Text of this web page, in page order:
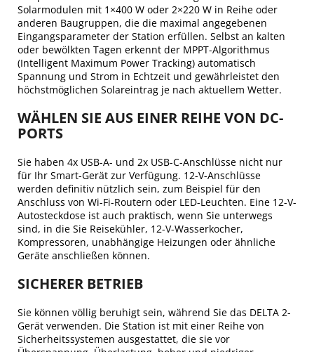
Solarmodulen mit 1×400 W oder 2×220 W in Reihe oder
anderen Baugruppen, die die maximal angegebenen
Eingangsparameter der Station erfüllen. Selbst an kalten
oder bewölkten Tagen erkennt der MPPT-Algorithmus
(Intelligent Maximum Power Tracking) automatisch
Spannung und Strom in Echtzeit und gewährleistet den
höchstmöglichen Solareintrag je nach aktuellem Wetter.
WÄHLEN SIE AUS EINER REIHE VON DC-
PORTS
Sie haben 4x USB-A- und 2x USB-C-Anschlüsse nicht nur
für Ihr Smart-Gerät zur Verfügung. 12-V-Anschlüsse
werden definitiv nützlich sein, zum Beispiel für den
Anschluss von Wi-Fi-Routern oder LED-Leuchten. Eine 12-V-
Autosteckdose ist auch praktisch, wenn Sie unterwegs
sind, in die Sie Reisekühler, 12-V-Wasserkocher,
Kompressoren, unabhängige Heizungen oder ähnliche
Geräte anschließen können.
SICHERER BETRIEB
Sie können völlig beruhigt sein, während Sie das DELTA 2-
Gerät verwenden. Die Station ist mit einer Reihe von
Sicherheitssystemen ausgestattet, die sie vor